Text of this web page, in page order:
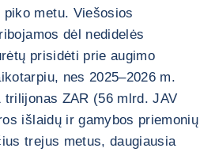
metu. Viešosios
dėl nedidelės
prisidėti prie augimo
nes 2025–2026 m.
trilijonas ZAR (56 mlrd. JAV
išlaidų ir gamybos priemonių
trejus metus, daugiausia